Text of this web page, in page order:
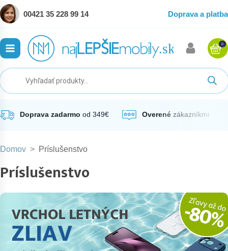
00421 35 228 99 14 Doprava a platba
0
Doprava zadarmo od 349€ Overené zákazníkmi
Domov > Príslušenstvo
Príslušenstvo